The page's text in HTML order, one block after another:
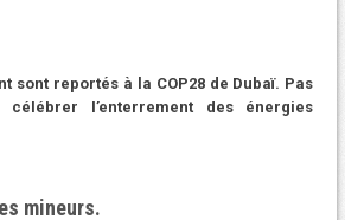
sont reportés à la COP28 de Dubaï. Pas
l’enterrement des énergies
mineurs.